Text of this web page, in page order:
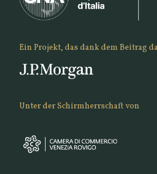
Ein Projekt, das dank dem Beitrag
Unter der Schirmherrschaft von